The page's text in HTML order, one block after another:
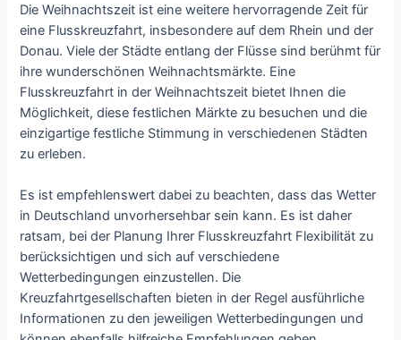
Die Weihnachtszeit ist eine weitere hervorragende Zeit für
eine Flusskreuzfahrt, insbesondere auf dem Rhein und der
Donau. Viele der Städte entlang der Flüsse sind berühmt für
ihre wunderschönen Weihnachtsmärkte. Eine
Flusskreuzfahrt in der Weihnachtszeit bietet Ihnen die
Möglichkeit, diese festlichen Märkte zu besuchen und die
einzigartige festliche Stimmung in verschiedenen Städten
zu erleben.
Es ist empfehlenswert dabei zu beachten, dass das Wetter
in Deutschland unvorhersehbar sein kann. Es ist daher
ratsam, bei der Planung Ihrer Flusskreuzfahrt Flexibilität zu
berücksichtigen und sich auf verschiedene
Wetterbedingungen einzustellen. Die
Kreuzfahrtgesellschaften bieten in der Regel ausführliche
Informationen zu den jeweiligen Wetterbedingungen und